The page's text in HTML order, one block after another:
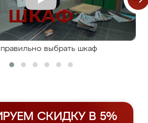
правильно выбрать шкаф
СКИДКУ В 5%